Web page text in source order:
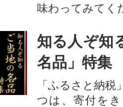
味わってみてく
知る人ぞ知
名品」特集
「ふるさと納
つは、寄付を